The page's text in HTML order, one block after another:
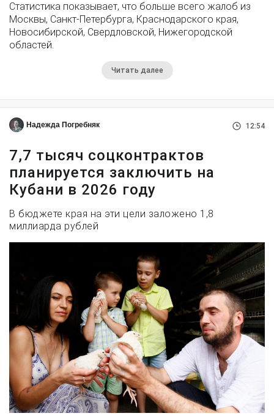
Статистика показывает, что больше всего жалоб из
Москвы, Санкт-Петербурга, Краснодарского края,
Новосибирской, Свердловской, Нижегородской
областей.
Читать далее
Надежда Погребняк 12:54
7,7 тысяч соцконтрактов
планируется заключить на
Кубани в 2026 году
В бюджете края на эти цели заложено 1,8
миллиарда рублей